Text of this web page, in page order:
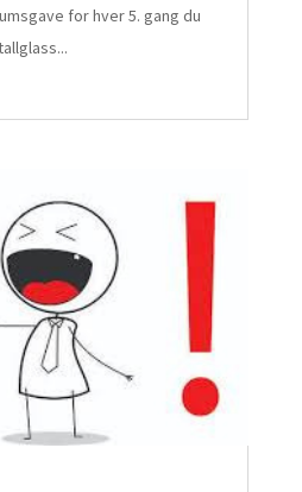
for hver 5. gang du